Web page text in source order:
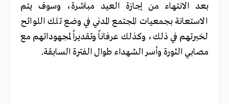
بعد الانتهاء من إجازة العيد مباشرة، وسوف يتم
الاستعانة بجمعيات المجتمع المدني في وضع تلك اللوائح
لخبرتهم في ذلك، وكذلك عرفاناً وتقديراً لمجهوداتهم مع
مصابي الثورة وأسر الشهداء طوال الفترة السابقة.